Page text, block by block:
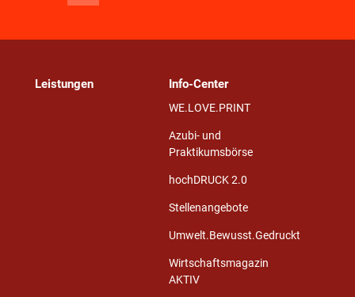
Leistungen Info-Center
WE.LOVE.PRINT
Azubi- und
Praktikumsbörse
hochDRUCK 2.0
Stellenangebote
Umwelt.Bewusst.Gedruckt
Wirtschaftsmagazin
AKTIV